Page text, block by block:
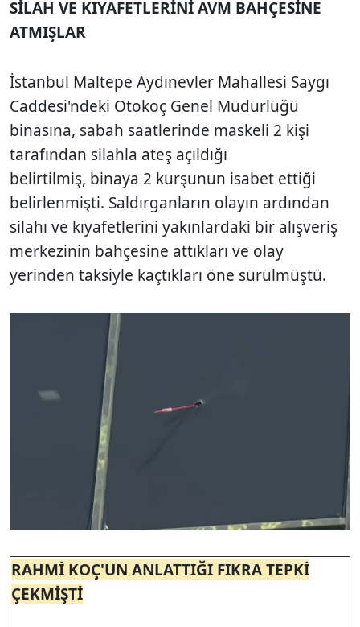
SİLAH VE KIYAFETLERİNİ AVM BAHÇESİNE
ATMIŞLAR
İstanbul Maltepe Aydınevler Mahallesi Saygı
Caddesi'ndeki Otokoç Genel Müdürlüğü
binasına, sabah saatlerinde maskeli 2 kişi
tarafından silahla ateş açıldığı
belirtilmiş, binaya 2 kurşunun isabet ettiği
belirlenmişti. Saldırganların olayın ardından
silahı ve kıyafetlerini yakınlardaki bir alışveriş
merkezinin bahçesine attıkları ve olay
yerinden taksiyle kaçtıkları öne sürülmüştü.
RAHMİ KOÇ'UN ANLATTIĞI FIKRA TEPKİ
ÇEKMİŞTİ